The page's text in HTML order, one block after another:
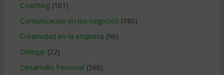
Coaching(101)
Comunicacion en los negocios (180)
Creatividad en la empresa (96)
Delegar(22)
Desarrollo Personal (566)